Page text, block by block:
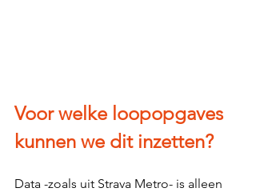
Voor welke loopopgaves
kunnen we dit inzetten?
Data -zoals uit Strava Metro- is alleen